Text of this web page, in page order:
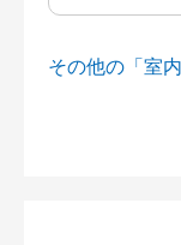
その他の「室